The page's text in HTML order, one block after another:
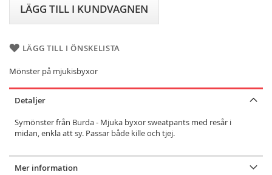
LÄGG TILL I KUNDVAGNEN
LÄGG TILL I ÖNSKELISTA
Mönster på mjukisbyxor
Detaljer
Symönster från Burda - Mjuka byxor sweatpants med resår i
midan, enkla att sy. Passar både kille och tjej.
Mer information